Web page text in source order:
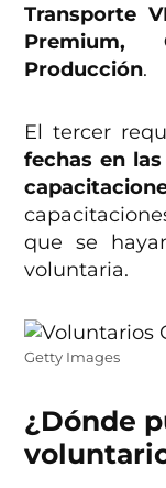
Transporte
Premium,
Producción.
El tercer
fechas en
que se
voluntaria.
Getty Images
¿Dónde